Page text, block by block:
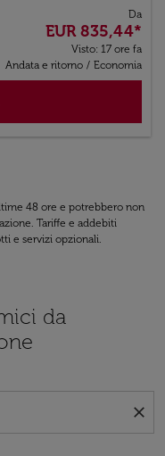
Da
EUR 835,44*
Visto: 17 ore fa
Andata e ritorno / Economia
da cmp-
48 ore e potrebbero non
Tariffe e addebiti
e servizi opzionali.
da
close